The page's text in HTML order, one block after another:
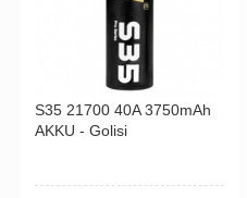
S35 21700 40A 3750mAh
AKKU - Golisi